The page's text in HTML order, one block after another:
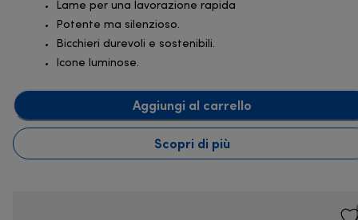
Lame per una lavorazione rapida
Potente ma silenzioso.
Bicchieri durevoli e sostenibili.
Icone luminose.
Aggiungi al carrello
Scopri di più